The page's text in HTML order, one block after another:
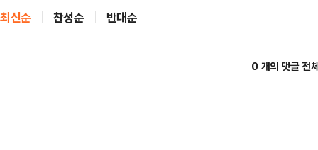
최신순 찬성순 반대순
0 개의 댓글 전